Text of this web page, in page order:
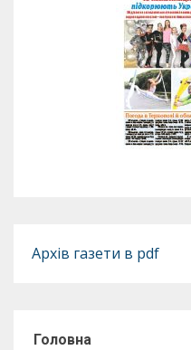
Архів газети в pdf
Головна